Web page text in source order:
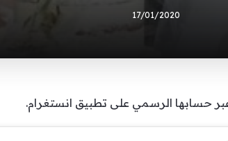
17/01/2020
حسابها الرسمي على تطبيق انستغرام.